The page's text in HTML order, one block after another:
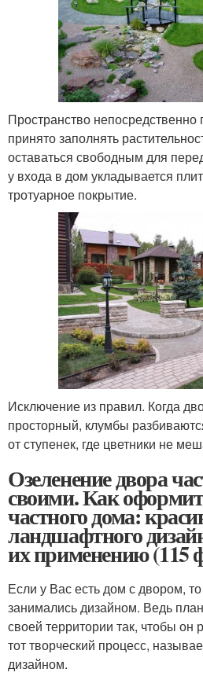
Пространство
принято заполнять
оставаться свободным для
у входа в дом укладывается
тротуарное покрытие.
Исключение из правил. Когда
просторный, клумбы
от ступенек, где цветники не
Озеленение двора
своими. Как
частного дома:
ландшафтного
их применению (115
Если у Вас есть дом с двором,
занимались дизайном. Ведь
своей территории так, чтобы он
тот творческий процесс,
дизайном.